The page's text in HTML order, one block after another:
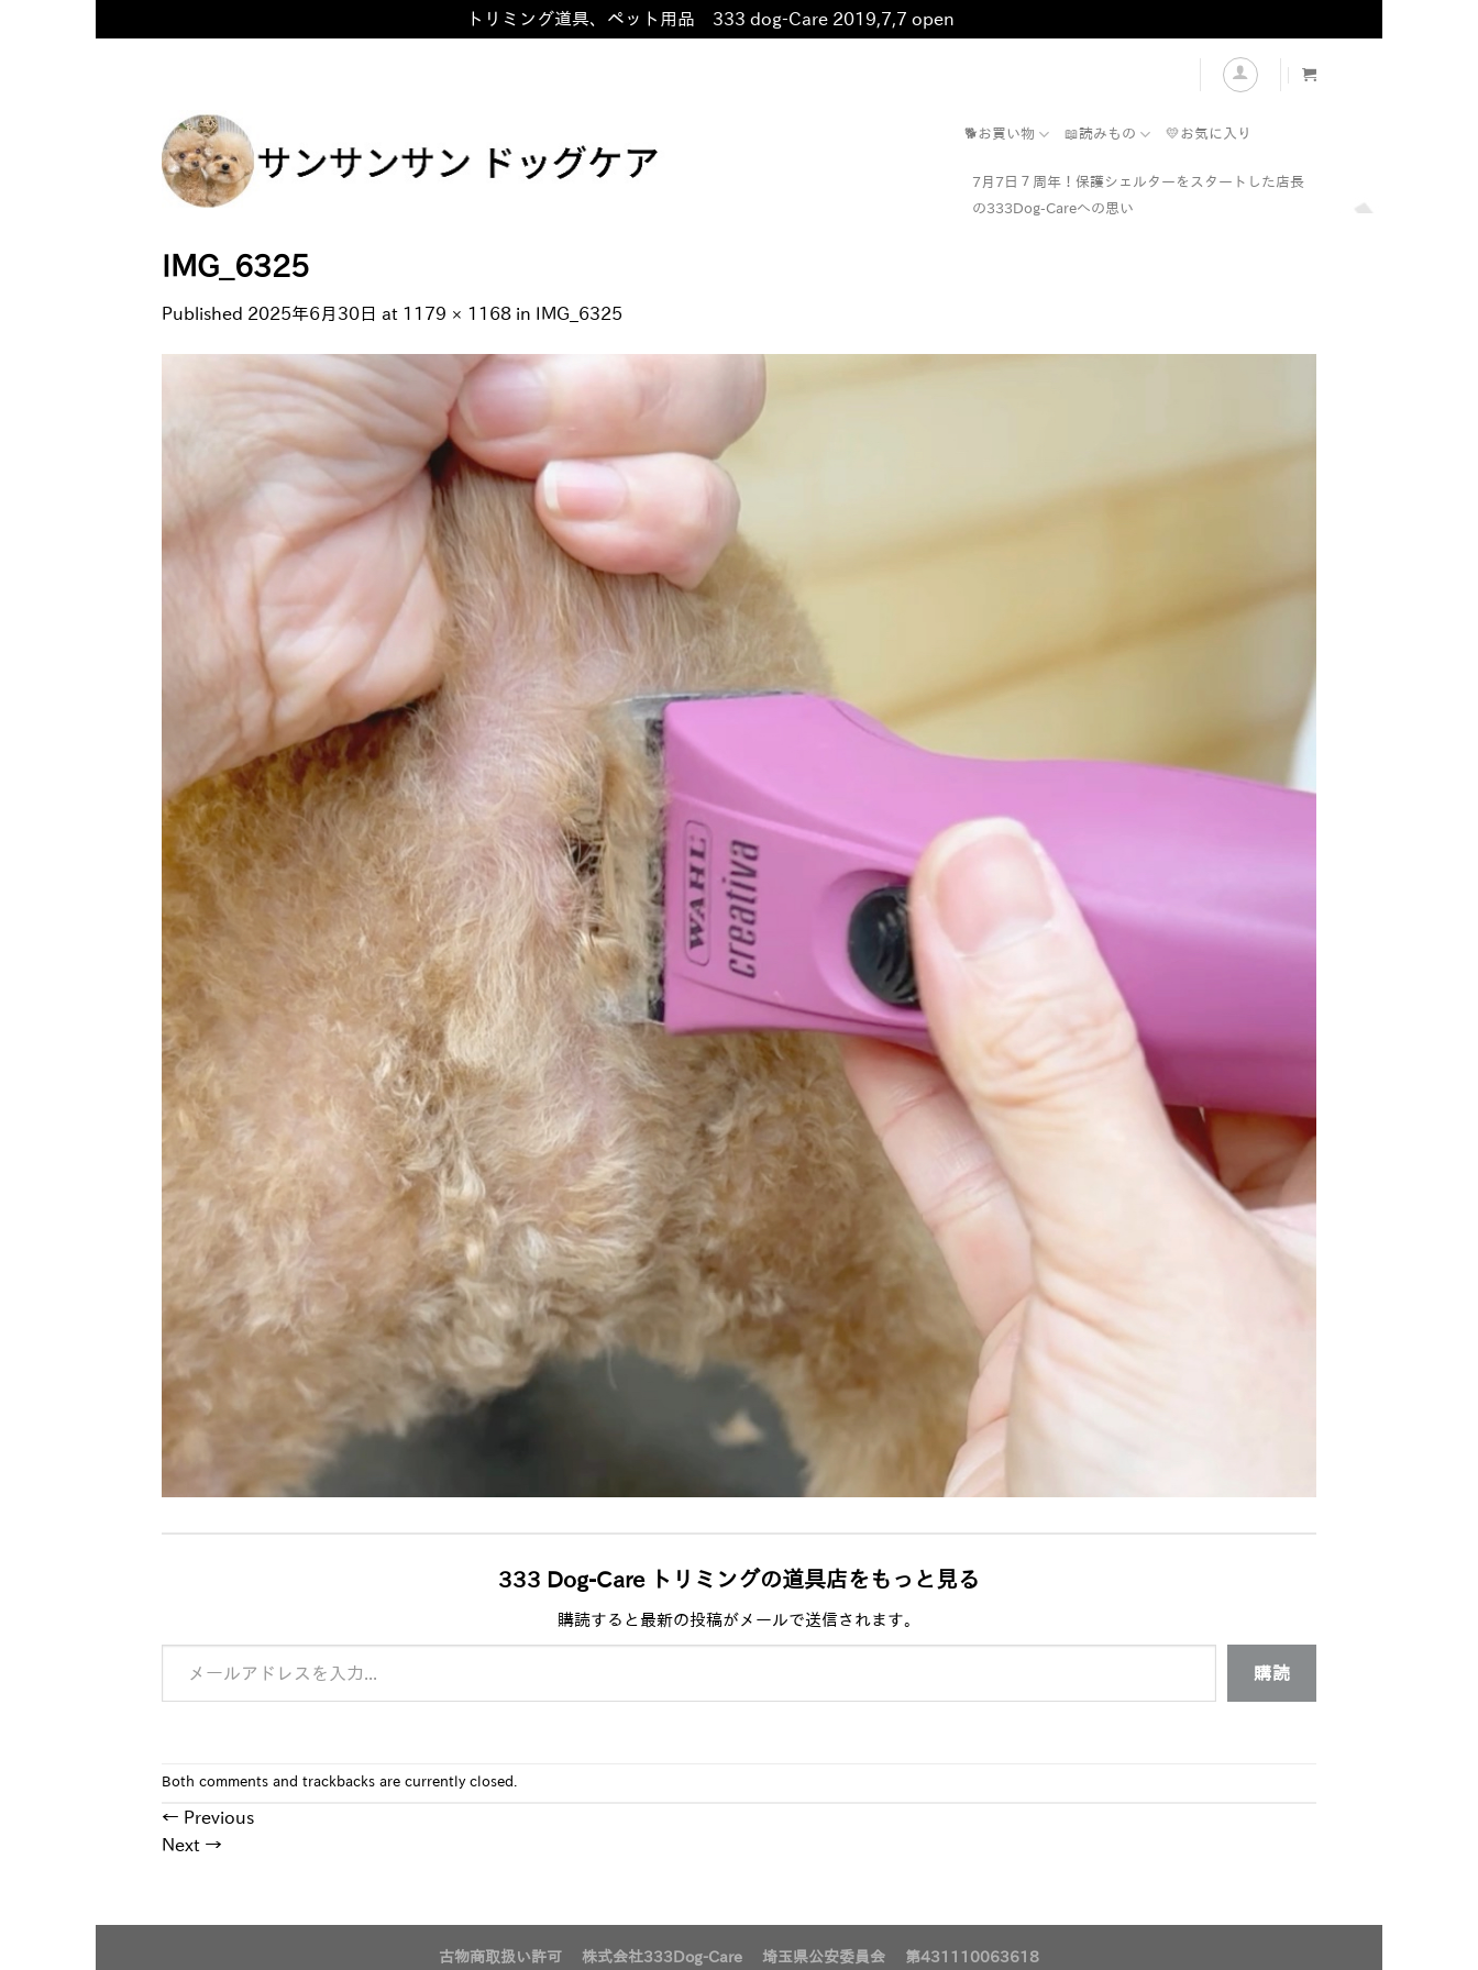
トリミング道具、ペット用品 333 dog-Care 2019,7,7 open
🐕お買い物 📖読みもの 💛お気に入り
7月7日７周年！保護シェルターをスタートした店長
の333Dog-Careへの思い
IMG_6325
Published 2025年6月30日 at 1179 × 1168 in IMG_6325
333 Dog-Care トリミングの道具店をもっと見る
購読すると最新の投稿がメールで送信されます。
メールアドレスを入力...
購読
Both comments and trackbacks are currently closed.
← Previous
Next →
古物商取扱い許可 株式会社333Dog-Care 埼玉県公安委員会 第431110063618